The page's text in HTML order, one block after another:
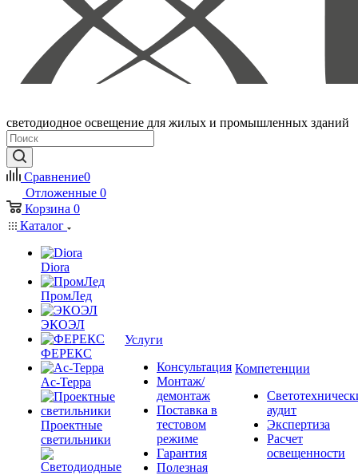
светодиодное освещение для жилых и промышленных зданий
Сравнение0
Отложенные 0
Корзина 0
Каталог
Diora
ПромЛед
ЭКОЭЛ
ФЕРЕКС
Ас-Терра
Проектные
светильники
Услуги
Консультация
Монтаж/
демонтаж
Поставка в
тестовом
режиме
Гарантия
Полезная
Компетенции
аудит
Экспертиза
Расчет
освещенности